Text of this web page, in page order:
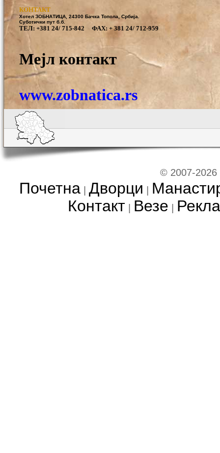
КОНТАКТ
Хотел ЗОБНАТИЦА, 24300 Бачка Топола, Србија.
Суботички пут б.б.
ТЕЛ: +381 24/ 715-842 ФАХ: + 381 24/ 712-959
Мејл контакт
www.zobnatica.rs
© 2007-2026
Почетна Дворци
Контакт Везе